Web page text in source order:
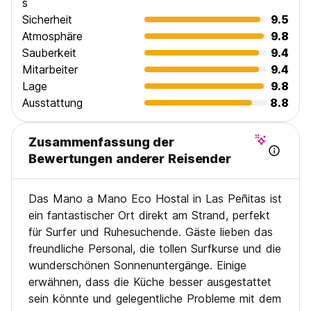
s
Sicherheit
9.5
Atmosphäre
9.8
Sauberkeit
9.4
Mitarbeiter
9.4
Lage
9.8
Ausstattung
8.8
Zusammenfassung der
Bewertungen anderer Reisender
Das Mano a Mano Eco Hostal in Las Peñitas ist
ein fantastischer Ort direkt am Strand, perfekt
für Surfer und Ruhesuchende. Gäste lieben das
freundliche Personal, die tollen Surfkurse und die
wunderschönen Sonnenuntergänge. Einige
erwähnen, dass die Küche besser ausgestattet
sein könnte und gelegentliche Probleme mit dem